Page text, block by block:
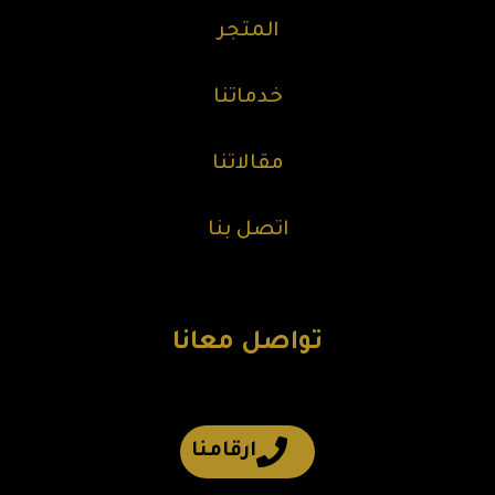
المتجر
خدماتنا
مقالاتنا
اتصل بنا
تواصل معانا
ارقامنا